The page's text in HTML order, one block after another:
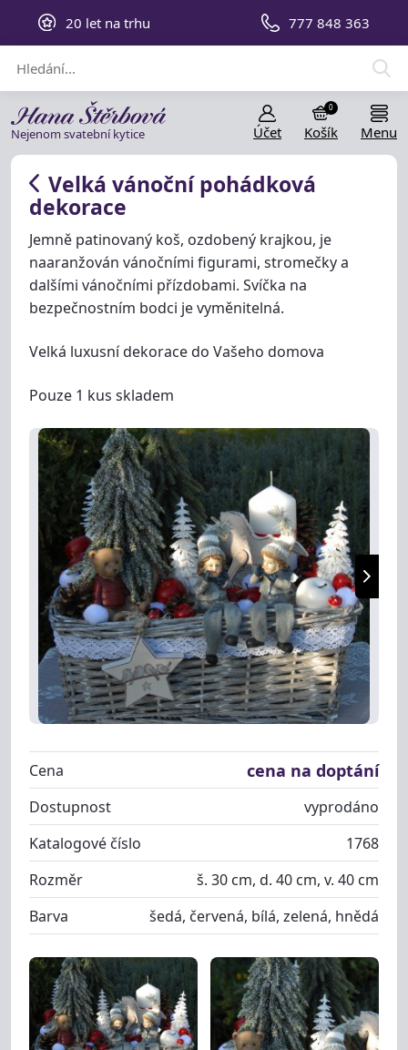
20 let na trhu 777 848 363
Nejenom svatební kytice Účet Košík
0
Menu
Velká vánoční pohádková
dekorace
Jemně patinovaný koš, ozdobený krajkou, je
naaranžován vánočními figurami, stromečky a
dalšími vánočními přízdobami. Svíčka na
bezpečnostním bodci je vyměnitelná.
Velká luxusní dekorace do Vašeho domova
Pouze 1 kus skladem
Cena cena na doptání
Dostupnost
vyprodáno
Katalogové číslo
1768
Rozměr
š. 30 cm, d. 40 cm, v. 40 cm
Barva
šedá, červená, bílá, zelená, hnědá